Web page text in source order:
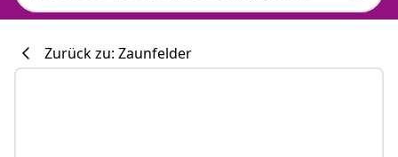
Zurück zu: Zaunfelder